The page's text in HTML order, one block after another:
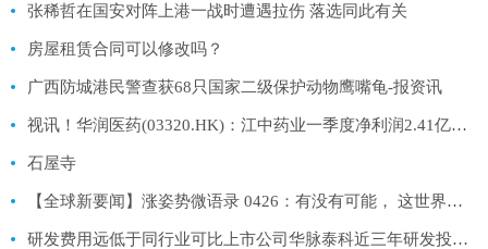
张稀哲在国安对阵上港一战时遭遇拉伤 落选同此有关
房屋租赁合同可以修改吗？
广西防城港民警查获68只国家二级保护动物鹰嘴龟-报资讯
视讯！华润医药(03320.HK)：江中药业一季度净利润2.41亿元 同比增长31.1%
石屋寺
【全球新要闻】涨姿势微语录 0426：有没有可能， 这世界一点都不无聊， 因为你没钱， 所以才会觉得这世界很无聊？
研发费用远低于同行业可比上市公司华脉泰科近三年研发投入累计不足亿元